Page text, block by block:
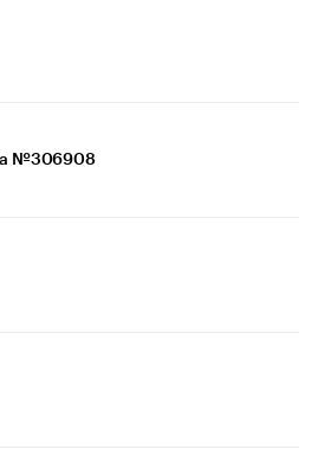
№306908